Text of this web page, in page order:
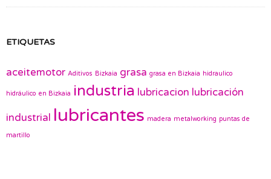
ETIQUETAS
aceitemotor Aditivos Bizkaia grasa grasa en Bizkaia hidraulico
hidráulico en Bizkaia industria lubricacion lubricación
industrial lubricantes madera metalworking puntas de
martillo